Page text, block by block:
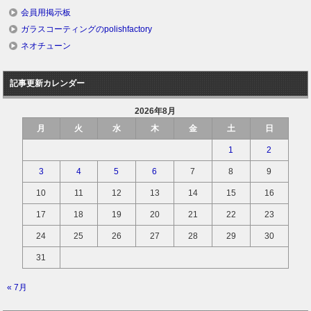
会員用掲示板
ガラスコーティングのpolishfactory
ネオチューン
記事更新カレンダー
2026年8月
月
火 水 木 金 土 日
1 2
3 4 5 6 7 8 9
10 11 12 13 14 15 16
17 18 19 20 21 22 23
24 25 26 27 28 29 30
31
« 7月